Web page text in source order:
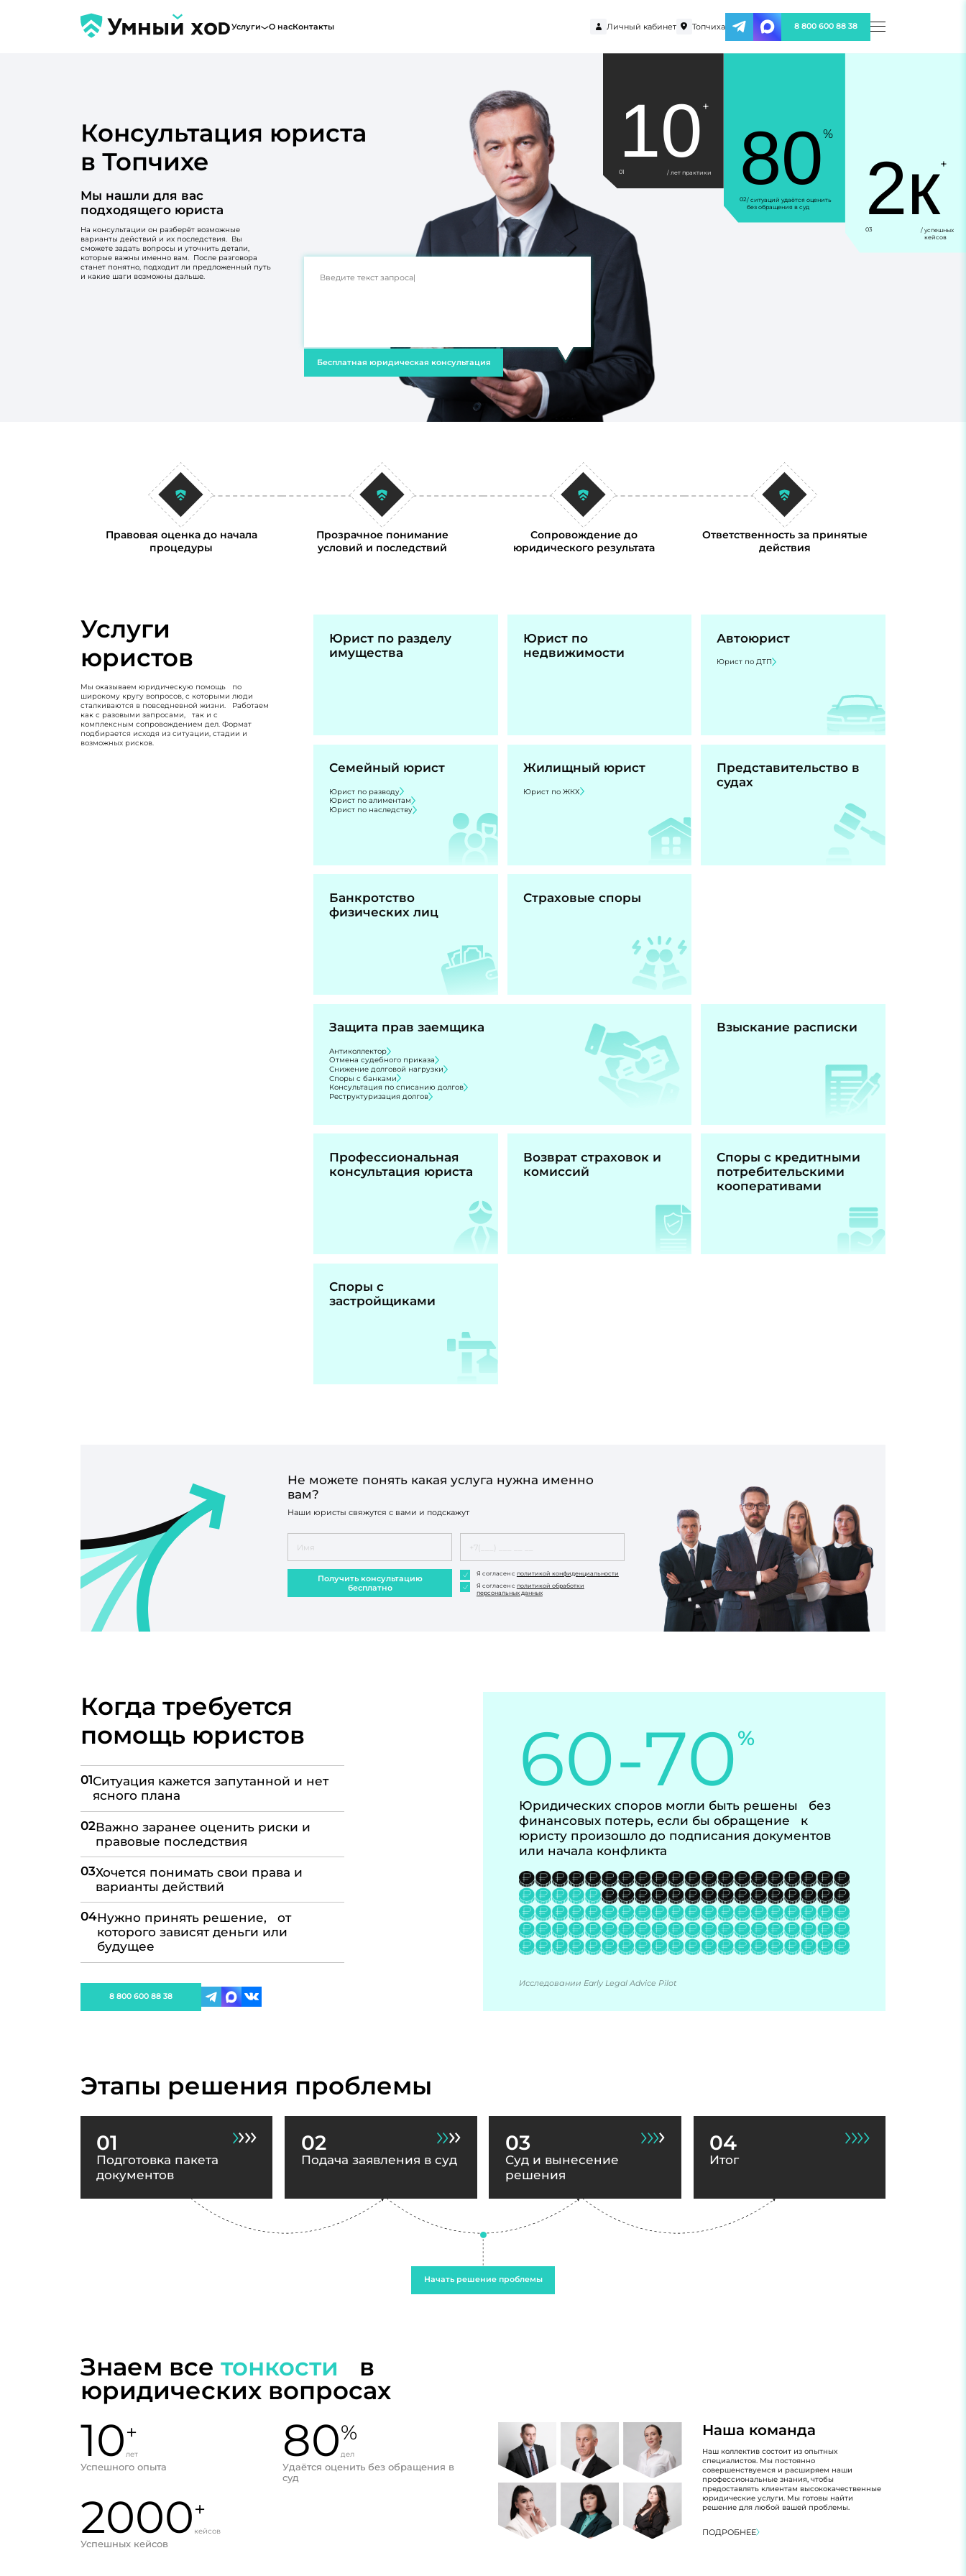
Услуги О насКонтакты Личный кабинет Топчиха 8 800 600 88 38
Консультация юриста
в Топчихе
Мы нашли для вас
подходящего юриста
На консультации он разберёт возможные
варианты действий и их последствия. Вы
сможете задать вопросы и уточнить детали,
которые важны именно вам. После разговора
станет понятно, подходит ли предложенный путь
и какие шаги возможны дальше.
Бесплатная юридическая консультация
10 +
01 / лет практики 80%
02/ ситуаций удаётся оценить
без обращения в суд
2к+
03
/ успешных
кейсов
Правовая оценка до начала
процедуры
Прозрачное понимание
условий и последствий
Сопровождение до
юридического результата
Ответственность за принятые
действия
Услуги
юристов
Мы оказываем юридическую помощь по
широкому кругу вопросов, с которыми люди
сталкиваются в повседневной жизни. Работаем
как с разовыми запросами, так и с
комплексным сопровождением дел. Формат
подбирается исходя из ситуации, стадии и
возможных рисков.
Юрист по разделу
имущества
Юрист по
недвижимости
Автоюрист
Юрист по ДТП
Семейный юрист
Юрист по разводу
Юрист по алиментам
Юрист по наследству
Жилищный юрист
Юрист по ЖКХ
Представительство в
судах
Банкротство
физических лиц
Страховые споры
Защита прав заемщика
Антиколлектор
Отмена судебного приказа
Снижение долговой нагрузки
Споры с банками
Консультация по списанию долгов
Реструктуризация долгов
Взыскание расписки
Профессиональная
консультация юриста
Возврат страховок и
комиссий
Споры с кредитными
потребительскими
кооперативами
Споры с
застройщиками
Не можете понять какая услуга нужна именно
вам?
Наши юристы свяжутся с вами и подскажут
Получить консультацию
бесплатно
Я согласен с политикой конфиденциальности
Я согласен с политикой обработки
персональных данных
Когда требуется
помощь юристов
01Ситуация кажется запутанной и нет
ясного плана
02Важно заранее оценить риски и
правовые последствия
03Хочется понимать свои права и
варианты действий
04Нужно принять решение, от
которого зависят деньги или
будущее
8 800 600 88 38
60-70%
Юридических споров могли быть решены без
финансовых потерь, если бы обращение к
юристу произошло до подписания документов
или начала конфликта
Исследовании Early Legal Advice Pilot
Этапы решения проблемы
01
Подготовка пакета
документов
02
Подача заявления в суд
03
Суд и вынесение
решения
04
Итог
Начать решение проблемы
Знаем все тонкости в
юридических вопросах
10+
лет
Успешного опыта
80%
дел
Удаётся оценить без обращения в
суд
2000+
кейсов
Успешных кейсов
Наша команда
Наш коллектив состоит из опытных
специалистов. Мы постоянно
совершенствуемся и расширяем наши
профессиональные знания, чтобы
предоставлять клиентам высококачественные
юридические услуги. Мы готовы найти
решение для любой вашей проблемы.
ПОДРОБНЕЕ